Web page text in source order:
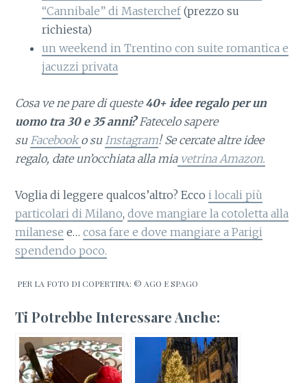
“Cannibale” di Masterchef(prezzo su
richiesta)
un weekend in Trentino con suite romantica e
jacuzzi privata
Cosa ve ne pare di queste40+ idee regalo per un
uomo tra 30 e 35 anni?Fatecelo sapere
su Facebooko su Instagram!Se cercate altre idee
regalo, date un’occhiata alla miavetrina Amazon.
Voglia di leggere qualcos’altro? Ecco i locali più
particolari di Milano,dove mangiare la cotoletta alla
milanese e…cosa fare e dove mangiare a Parigi
spendendo poco.
PER LA FOTO DI COPERTINA: © AGO E SPAGO
Ti Potrebbe Interessare Anche: